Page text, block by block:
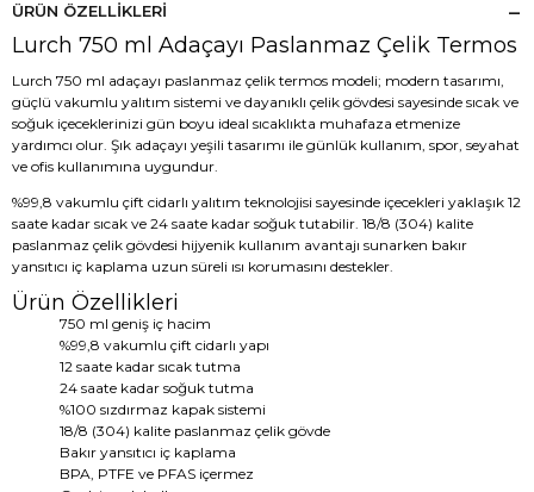
ÜRÜN ÖZELLIKLERI
Lurch 750 ml Adaçayı Paslanmaz Çelik Termos
Lurch 750 ml adaçayı paslanmaz çelik termos modeli; modern tasarımı,
güçlü vakumlu yalıtım sistemi ve dayanıklı çelik gövdesi sayesinde sıcak ve
soğuk içeceklerinizi gün boyu ideal sıcaklıkta muhafaza etmenize
yardımcı olur. Şık adaçayı yeşili tasarımı ile günlük kullanım, spor, seyahat
ve ofis kullanımına uygundur.
%99,8 vakumlu çift cidarlı yalıtım teknolojisi sayesinde içecekleri yaklaşık 12
saate kadar sıcak ve 24 saate kadar soğuk tutabilir. 18/8 (304) kalite
paslanmaz çelik gövdesi hijyenik kullanım avantajı sunarken bakır
yansıtıcı iç kaplama uzun süreli ısı korumasını destekler.
Ürün Özellikleri
750 ml geniş iç hacim
%99,8 vakumlu çift cidarlı yapı
12 saate kadar sıcak tutma
24 saate kadar soğuk tutma
%100 sızdırmaz kapak sistemi
18/8 (304) kalite paslanmaz çelik gövde
Bakır yansıtıcı iç kaplama
BPA, PTFE ve PFAS içermez